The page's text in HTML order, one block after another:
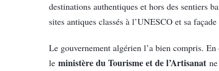
destinations authentiques et hors des sentiers
sites antiques classés à l’UNESCO et sa
Le gouvernement algérien l’a bien compris.
le ministère du Tourisme et de l’Artisanat